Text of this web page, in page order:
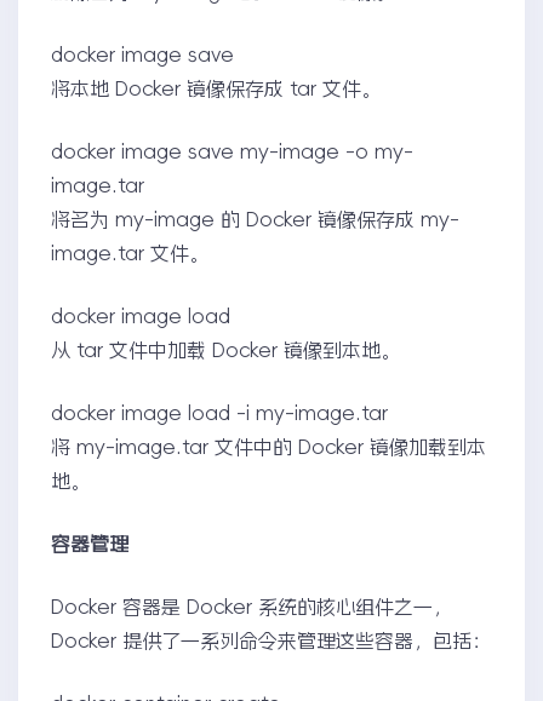
docker image save
将本地 Docker 镜像保存成 tar 文件。
docker image save my-image -o my-
image.tar
将名为 my-image 的 Docker 镜像保存成 my-
image.tar 文件。
docker image load
从 tar 文件中加载 Docker 镜像到本地。
docker image load -i my-image.tar
将 my-image.tar 文件中的 Docker 镜像加载到本
地。
容器管理
Docker 容器是 Docker 系统的核心组件之一，
Docker 提供了一系列命令来管理这些容器，包括：